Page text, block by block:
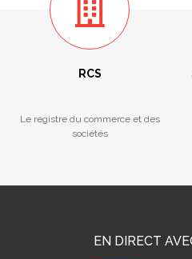
RCS
Le registre du commerce et des
sociétés
EN DIRECT